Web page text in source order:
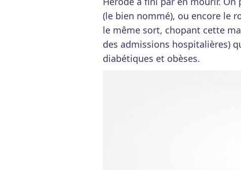
(le bien nommé), ou encore le
le même sort, chopant cette
des admissions hospitalières)
diabétiques et obèses.